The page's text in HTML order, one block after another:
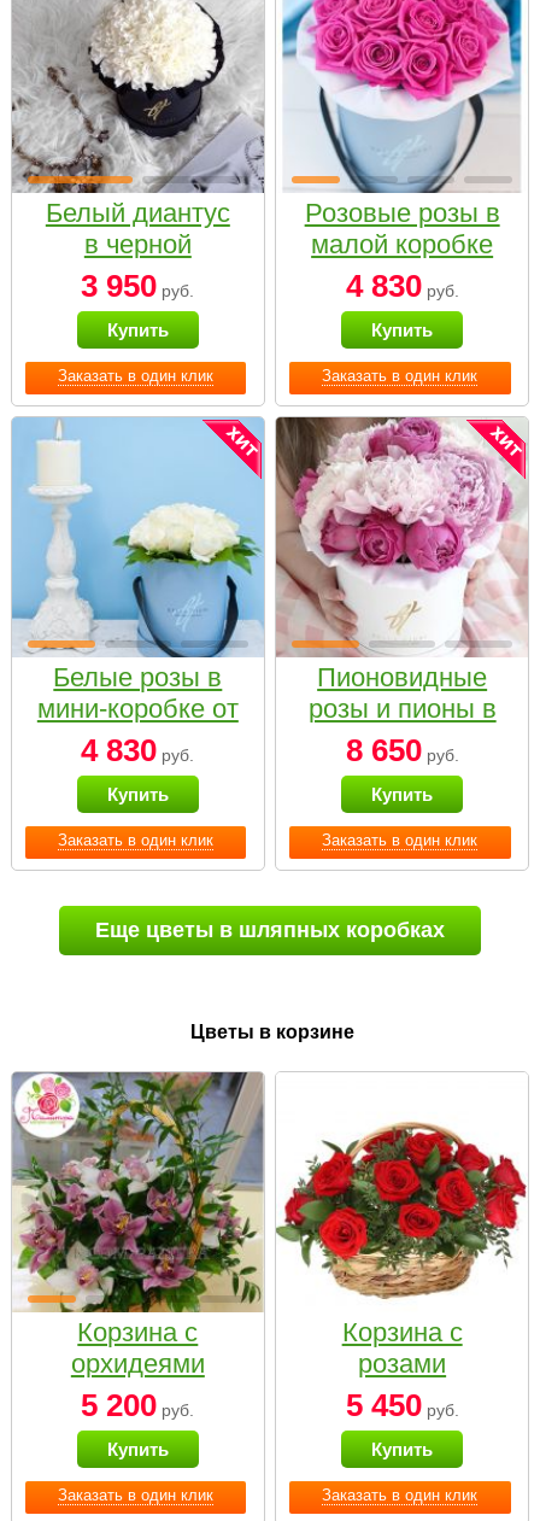
Заказать в один клик
Белый диантус
в черной
коробке Small
3 950 руб.
Купить
Заказать в один клик
Розовые розы в
малой коробке
4 830руб.
Купить
Заказать в один клик
Белые розы в
мини-коробке от
Bella Fiori
4 830 руб.
Купить
Заказать в один клик
Пионовидные
розы и пионы в
белой коробке
Small
8 650руб.
Купить
Еще цветы в шляпных коробках
Цветы в корзине
Заказать в один клик
Корзина с
орхидеями
малая
5 200 руб.
Купить
Заказать в один клик
Корзина с
розами
«Красный
Париж»
5 450руб.
Купить